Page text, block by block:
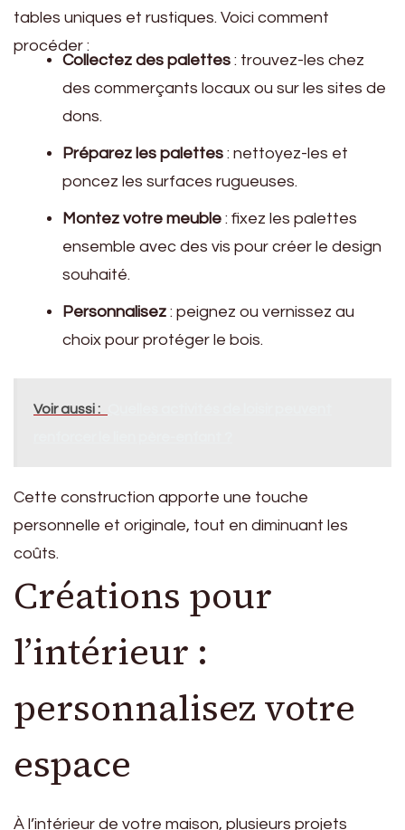
tables uniques et rustiques. Voici comment
procéder :
Collectez des palettes : trouvez-les chez
des commerçants locaux ou sur les sites de
dons.
Préparez les palettes : nettoyez-les et
poncez les surfaces rugueuses.
Montez votre meuble : fixez les palettes
ensemble avec des vis pour créer le design
souhaité.
Personnalisez : peignez ou vernissez au
choix pour protéger le bois.
Voir aussi :
Cette construction apporte une touche
personnelle et originale, tout en diminuant les
coûts.
Créations pour
l’intérieur :
personnalisez votre
espace
À l’intérieur de votre maison, plusieurs projets